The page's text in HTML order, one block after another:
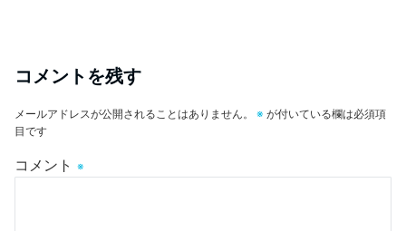
コメントを残す
メールアドレスが公開されることはありません。 ※ が付いている欄は必須項
目です
コメント ※